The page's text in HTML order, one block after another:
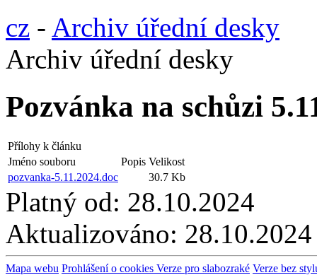
cz - Archiv úřední desky
Archiv úřední desky
Pozvánka na schůzi
Přílohy k článku
Jméno souboru
Popis Velikost
pozvanka-5.11.2024.doc
30.7 Kb
Platný od: 28.10.2024
Aktualizováno: 28.10.2024
Mapa webu Prohlášení o cookies Verze pro slabozraké Verze bez